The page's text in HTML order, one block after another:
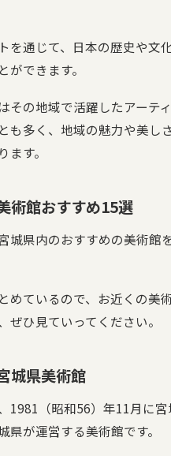
を通じて、日本の歴史や文化
ができます。
その地域で活躍したアーテ
も多く、地域の魅力や美し
ます。
術館おすすめ15選
城県内のおすすめの美術館
めているので、お近くの美
ぜひ見ていってください。
城県美術館
1981（昭和56）年11月に
県が運営する美術館です。